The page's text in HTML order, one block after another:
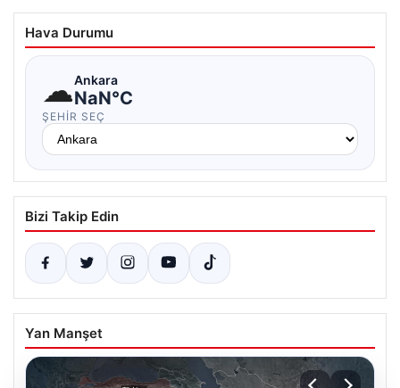
Hava Durumu
☁Ankara
NaN°C
ŞEHIR SEÇ
Bizi Takip Edin
Yan Manşet